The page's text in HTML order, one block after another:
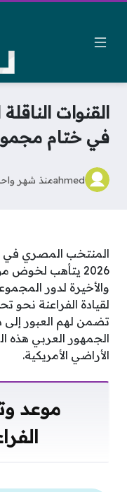
القنوات
في ختام
ahmedمنذ شهر
المنتخب المصري في
2026 يتأهب
والأخيرة لدور
لقيادة الفراعنة نحو
الجمهور العربي هذه
الأراضي الأمريكية.
موعد